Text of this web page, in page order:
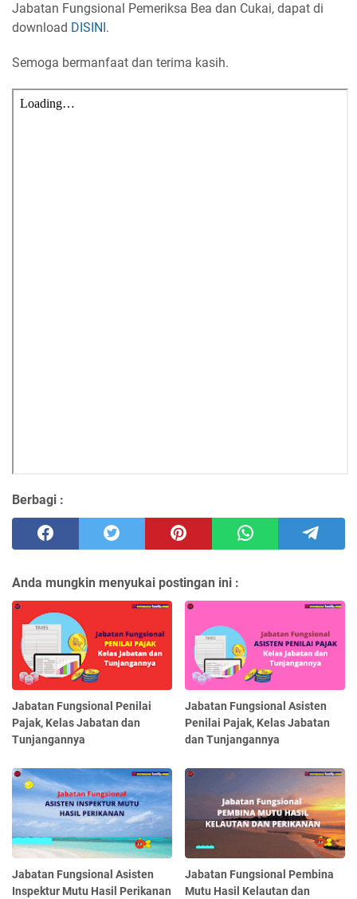
Jabatan Fungsional Pemeriksa Bea dan Cukai, dapat di
download DISINI.
Semoga bermanfaat dan terima kasih.
Berbagi :
Anda mungkin menyukai postingan ini :
Jabatan Fungsional Penilai
Pajak, Kelas Jabatan dan
Tunjangannya
Jabatan Fungsional Asisten
Penilai Pajak, Kelas Jabatan
dan Tunjangannya
Jabatan Fungsional Asisten
Inspektur Mutu Hasil Perikanan
Jabatan Fungsional Pembina
Mutu Hasil Kelautan dan